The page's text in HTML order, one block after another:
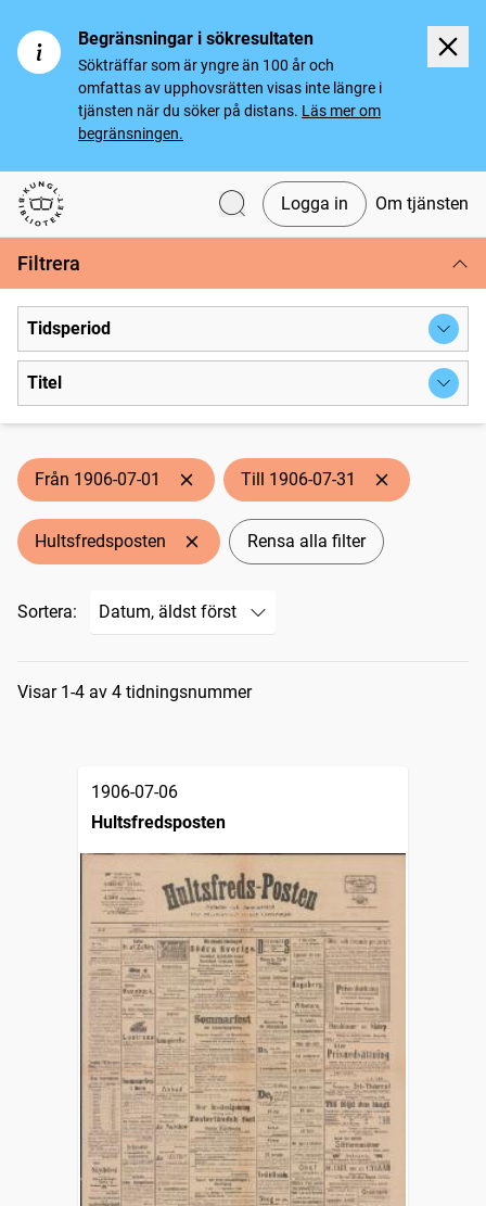
Begränsningar i sökresultaten
Sökträffar som är yngre än 100 år och
omfattas av upphovsrätten visas inte längre i
tjänsten när du söker på distans. Läs mer om
begränsningen.
Svenska tidningar
Logga in Om tjänsten
Filtrera
Tidsperiod
Titel
Från 1906-07-01 Till 1906-07-31
Hultsfredsposten Rensa alla filter
Sortera:
Sökresultat
Visar 1-4 av 4 tidningsnummer
1906-07-06
Hultsfredsposten